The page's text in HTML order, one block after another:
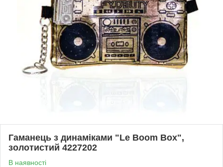
Гаманець з динаміками "Le Boom Box",
золотистий 4227202
В наявності